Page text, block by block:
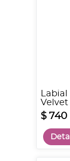
Velvet
$ 740